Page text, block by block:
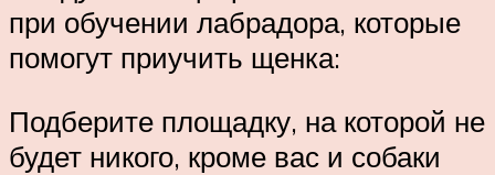
при обучении лабрадора, которые
помогут приучить щенка:
Подберите площадку, на которой не
будет никого, кроме вас и собаки